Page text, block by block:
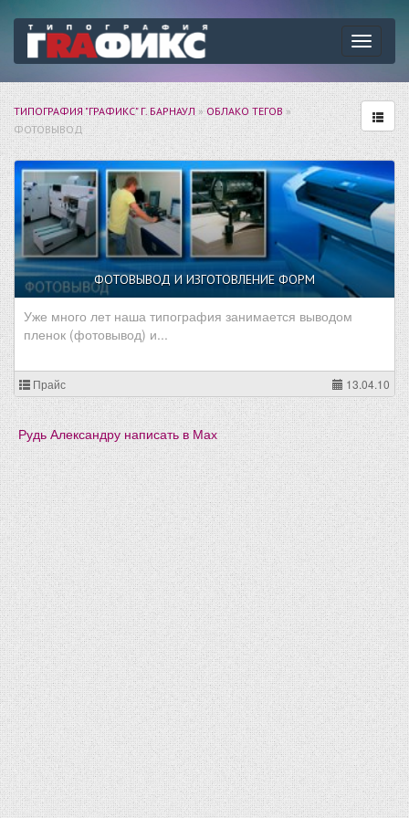
ТИПОГРАФИЯ "ГРАФИКС" Г. БАРНАУЛ»ОБЛАКО ТЕГОВ»
ФОТОВЫВОД
ФОТОВЫВОД И ИЗГОТОВЛЕНИЕ ФОРМ
Уже много лет наша типография занимается выводом
пленок (фотовывод) и...
Прайс 13.04.10
Рудь Александру написать в Мах